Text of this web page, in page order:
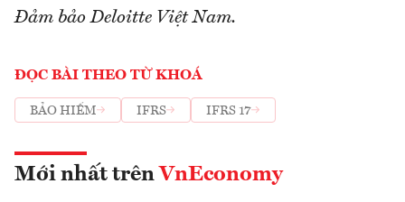
Đảm bảo Deloitte Việt Nam.
ĐỌC BÀI THEO TỪ KHOÁ
BẢO HIỂM IFRS IFRS 17
Mới nhất trên VnEconomy